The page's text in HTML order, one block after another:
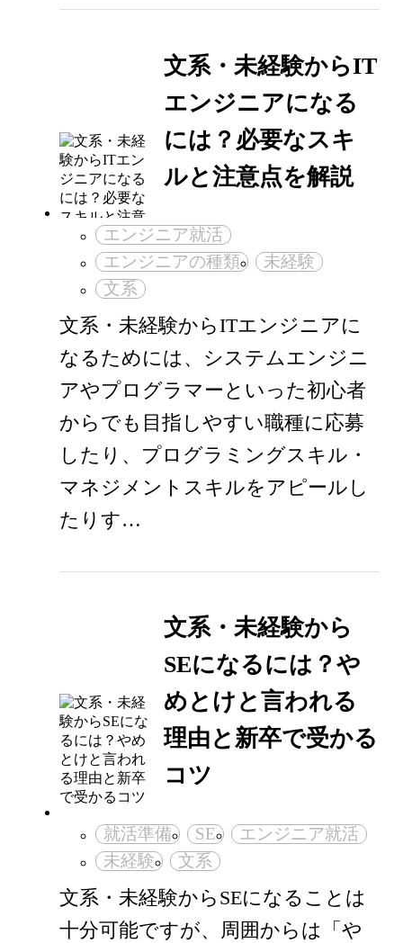
文系・未経験からIT
エンジニアになる
には？必要なスキ
ルと注意点を解説
エンジニア就活
エンジニアの種類
未経験
文系
文系・未経験からITエンジニアに
なるためには、システムエンジニ
アやプログラマーといった初心者
からでも目指しやすい職種に応募
したり、プログラミングスキル・
マネジメントスキルをアピールし
たりす…
文系・未経験から
SEになるには？や
めとけと言われる
理由と新卒で受かる
コツ
就活準備 SE
エンジニア就活
未経験
文系
文系・未経験からSEになることは
十分可能ですが、周囲からは「や